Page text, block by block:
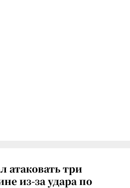
атаковать три
из-за удара по